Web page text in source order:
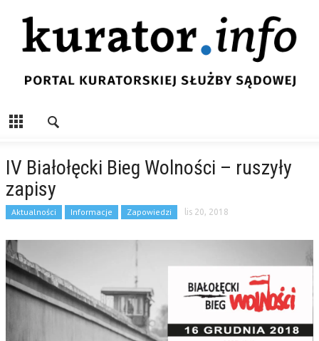
IV Białołęcki Bieg Wolności – ruszyły
zapisy
Aktualności Informacje Zapowiedzi lis 20, 2018